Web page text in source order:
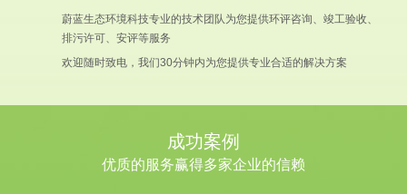
蔚蓝生态环境科技专业的技术团队为您提供环评咨询、竣工验收、
排污许可、安评等服务
欢迎随时致电，我们30分钟内为您提供专业合适的解决方案
成功案例
优质的服务赢得多家企业的信赖